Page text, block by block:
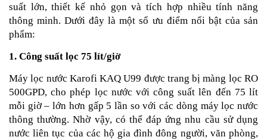
suất lớn, thiết kế nhỏ gọn và tích hợp nhiều tính năng
thông minh. Dưới đây là một số ưu điểm nổi bật của sản
phẩm:
1. Công suất lọc 75 lít/giờ
Máy lọc nước Karofi KAQ U99 được trang bị màng lọc RO
500GPD, cho phép lọc nước với công suất lên đến 75 lít
mỗi giờ – lớn hơn gấp 5 lần so với các dòng máy lọc nước
thông thường. Nhờ vậy, có thể đáp ứng nhu cầu sử dụng
nước liên tục của các hộ gia đình đông người, văn phòng,